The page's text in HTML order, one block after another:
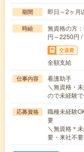
期間 即日～2ヶ月
時給
無資格の方
円～2250円
交通費
全額支給
仕事内容
看護助手
＼無資格・
ので未経験
応募資格
職種未経験
要
＼無資格＊
要・来社不